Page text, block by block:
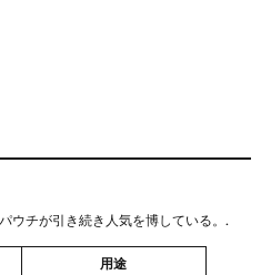
ウチが引き続き人気を博している。.
用途